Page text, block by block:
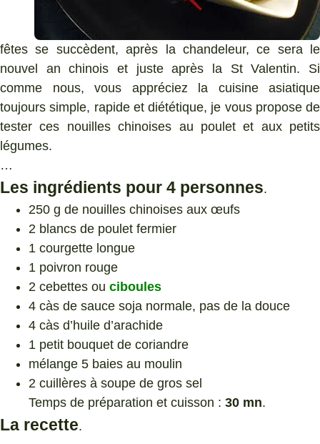
fêtes se succèdent, après la chandeleur, ce sera le
nouvel an chinois et juste après la St Valentin. Si
comme nous, vous appréciez la cuisine asiatique
toujours simple, rapide et diététique, je vous propose de
tester ces nouilles chinoises au poulet et aux petits
légumes.
…
Les ingrédients pour 4 personnes.
250 g de nouilles chinoises aux œufs
2 blancs de poulet fermier
1 courgette longue
1 poivron rouge
2 cebettes ou ciboules
4 càs de sauce soja normale, pas de la douce
4 càs d’huile d’arachide
1 petit bouquet de coriandre
mélange 5 baies au moulin
2 cuillères à soupe de gros sel
Temps de préparation et cuisson : 30 mn.
La recette.